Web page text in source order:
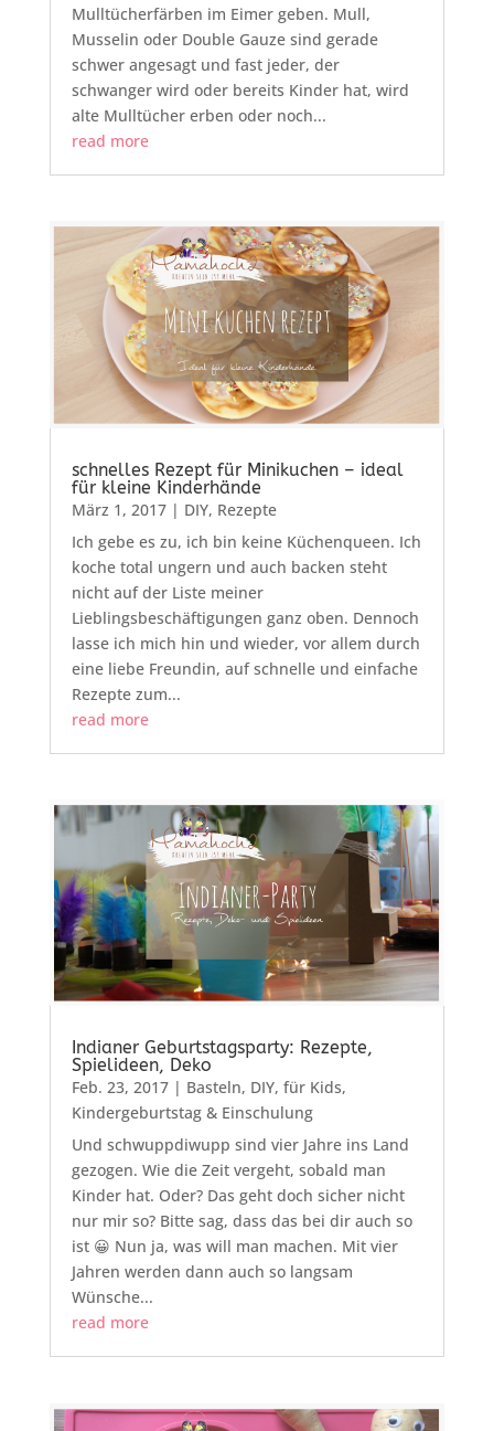
Mulltücherfärben im Eimer geben. Mull,
Musselin oder Double Gauze sind gerade
schwer angesagt und fast jeder, der
schwanger wird oder bereits Kinder hat, wird
alte Mulltücher erben oder noch...
read more
schnelles Rezept für Minikuchen – ideal
für kleine Kinderhände
März 1, 2017| DIY, Rezepte
Ich gebe es zu, ich bin keine Küchenqueen. Ich
koche total ungern und auch backen steht
nicht auf der Liste meiner
Lieblingsbeschäftigungen ganz oben. Dennoch
lasse ich mich hin und wieder, vor allem durch
eine liebe Freundin, auf schnelle und einfache
Rezepte zum...
read more
Indianer Geburtstagsparty: Rezepte,
Spielideen, Deko
Feb. 23, 2017| Basteln, DIY, für Kids,
Kindergeburtstag & Einschulung
Und schwuppdiwupp sind vier Jahre ins Land
gezogen. Wie die Zeit vergeht, sobald man
Kinder hat. Oder? Das geht doch sicher nicht
nur mir so? Bitte sag, dass das bei dir auch so
ist 😀 Nun ja, was will man machen. Mit vier
Jahren werden dann auch so langsam
Wünsche...
read more